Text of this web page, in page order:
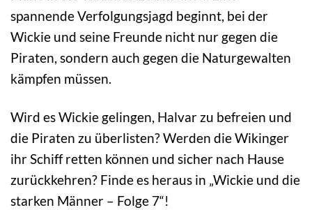
spannende Verfolgungsjagd beginnt, bei der
Wickie und seine Freunde nicht nur gegen die
Piraten, sondern auch gegen die Naturgewalten
kämpfen müssen.
Wird es Wickie gelingen, Halvar zu befreien und
die Piraten zu überlisten? Werden die Wikinger
ihr Schiff retten können und sicher nach Hause
zurückkehren? Finde es heraus in „Wickie und die
starken Männer – Folge 7“!